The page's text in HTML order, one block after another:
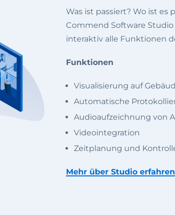
Was ist passiert? Wo ist es
Commend Software
interaktiv alle Funktionen
Funktionen
Visualisierung auf
Automatische
Audioaufzeichnung von
Videointegration
Zeitplanung und
Mehr über Studio erfahren